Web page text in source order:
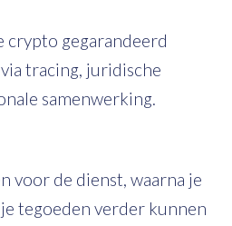
crypto gegarandeerd
tracing, juridische
samenwerking.
voor de dienst, waarna je
tegoeden verder kunnen